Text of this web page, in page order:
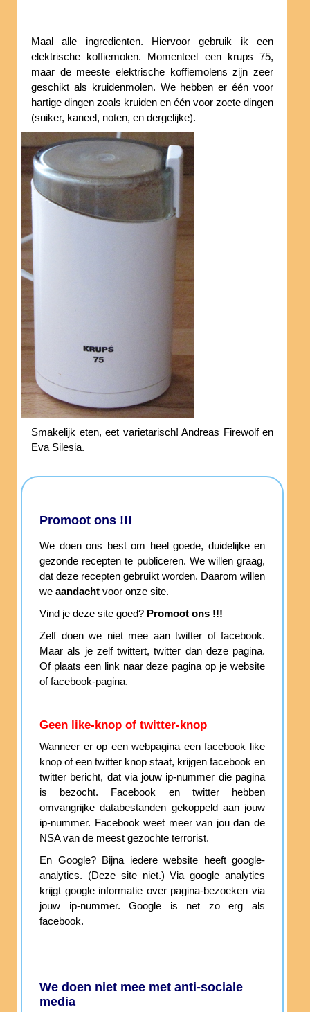
Maal alle ingredienten. Hiervoor gebruik ik een
elektrische koffiemolen. Momenteel een krups 75,
maar de meeste elektrische koffiemolens zijn zeer
geschikt als kruidenmolen. We hebben er één voor
hartige dingen zoals kruiden en één voor zoete dingen
(suiker, kaneel, noten, en dergelijke).
Smakelijk eten, eet varietarisch! Andreas Firewolf en
Eva Silesia.
Promoot ons !!!
We doen ons best om heel goede, duidelijke en
gezonde recepten te publiceren. We willen graag,
dat deze recepten gebruikt worden. Daarom willen
we aandacht voor onze site.
Vind je deze site goed? Promoot ons !!!
Zelf doen we niet mee aan twitter of facebook.
Maar als je zelf twittert, twitter dan deze pagina.
Of plaats een link naar deze pagina op je website
of facebook-pagina.
Geen like-knop of twitter-knop
Wanneer er op een webpagina een facebook like
knop of een twitter knop staat, krijgen facebook en
twitter bericht, dat via jouw ip-nummer die pagina
is bezocht. Facebook en twitter hebben
omvangrijke databestanden gekoppeld aan jouw
ip-nummer. Facebook weet meer van jou dan de
NSA van de meest gezochte terrorist.
En Google? Bijna iedere website heeft google-
analytics. (Deze site niet.) Via google analytics
krijgt google informatie over pagina-bezoeken via
jouw ip-nummer. Google is net zo erg als
facebook.
We doen niet mee met anti-sociale
media